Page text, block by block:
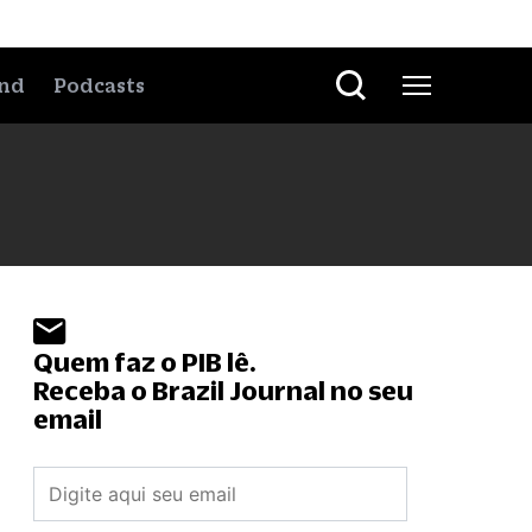
Podcasts
Quem faz o PIB lê.
Receba o Brazil Journal no seu
email